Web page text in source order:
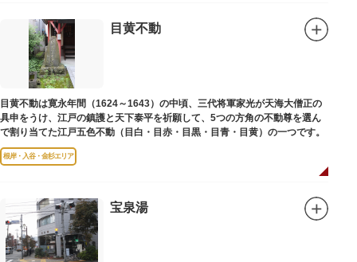
目黄不動
目黄不動は寛永年間（1624～1643）の中頃、三代将軍家光が天海大僧正の
具申をうけ、江戸の鎮護と天下泰平を祈願して、5つの方角の不動尊を選ん
で割り当てた江戸五色不動（目白・目赤・目黒・目青・目黄）の一つです。
根岸・入谷・金杉エリア
宝泉湯